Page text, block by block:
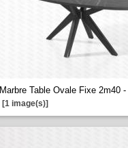
Marbre Table Ovale Fixe 2m40 -
[1 image(s)]